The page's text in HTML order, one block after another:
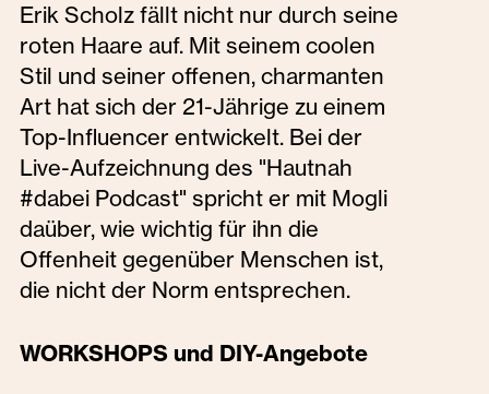
Erik Scholz fällt nicht nur durch seine
roten Haare auf. Mit seinem coolen
Stil und seiner offenen, charmanten
Art hat sich der 21-Jährige zu einem
Top-Influencer entwickelt. Bei der
Live-Aufzeichnung des "Hautnah
#dabei Podcast" spricht er mit Mogli
daüber, wie wichtig für ihn die
Offenheit gegenüber Menschen ist,
die nicht der Norm entsprechen.
WORKSHOPS und DIY-Angebote